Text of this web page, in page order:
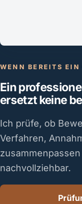
WENN BEREITS EIN
Ein
ersetzt keine
Ich prüfe, ob
Verfahren,
nachvollziehbar.